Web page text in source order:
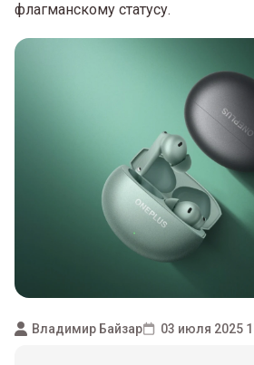
флагманскому статусу.
Владимир Байзар 03 июля 2025